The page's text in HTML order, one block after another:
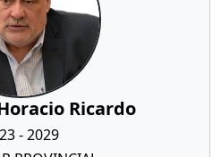
Ricardo
- 2029